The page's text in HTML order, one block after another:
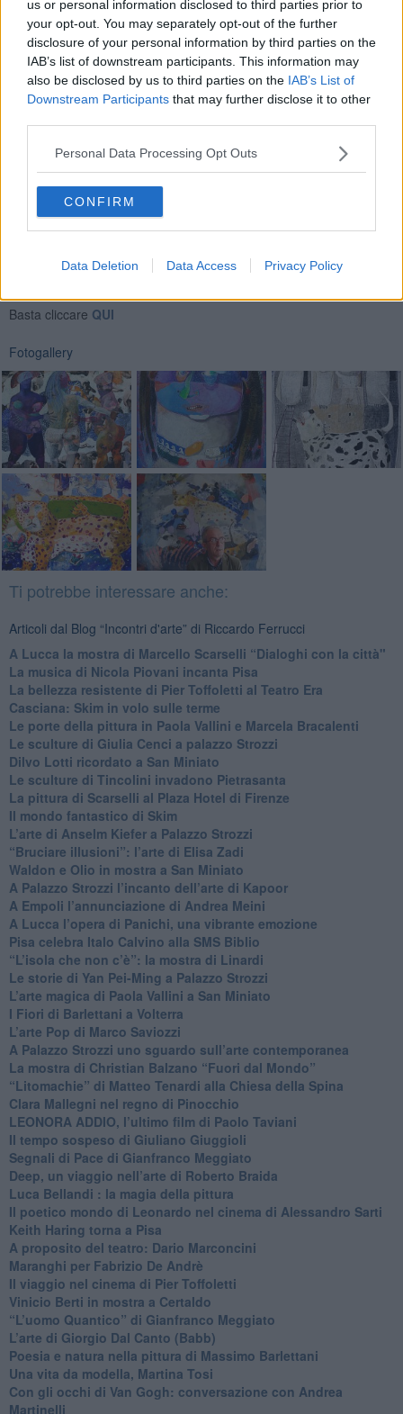
us or personal information disclosed to third parties prior to
your opt-out. You may separately opt-out of the further
disclosure of your personal information by third parties on the
IAB’s list of downstream participants. This information may
also be disclosed by us to third parties on the IAB’s List of
Downstream Participants that may further disclose it to other
Personal Data Processing Opt Outs
CONFIRM
Data Deletion Data Access Privacy Policy
radioattiva, i bambini pensano più e meglio dei grandi.
I bambini se guardano una nuvola vedono una nuvola, non
pensano all’inquinamento o a quello che si può nascondere dietro.
Ho realizzato anche dei laboratori con i bambini e li ho fatti
esprimere in piena libertà, senza nessuna regola, hanno realizzato
delle opere straordinarie, di una fantasia assoluta.
Newsletter QUInews - ToscanaMedia.Arriva gratis tutti i giorni
Basta cliccare QUI
Fotogallery
Ti potrebbe interessare anche:
Articoli dal Blog “Incontri d'arte” di Riccardo Ferrucci
A Lucca la mostra di Marcello Scarselli “Dialoghi con la città"
​La musica di Nicola Piovani incanta Pisa
​La bellezza resistente di Pier Toffoletti al Teatro Era
​Casciana: Skim in volo sulle terme
​Le porte della pittura in Paola Vallini e Marcela Bracalenti
​Le sculture di Giulia Cenci a palazzo Strozzi
​Dilvo Lotti ricordato a San Miniato
​Le sculture di Tincolini invadono Pietrasanta
La pittura di Scarselli al Plaza Hotel di Firenze
​Il mondo fantastico di Skim
​L’arte di Anselm Kiefer a Palazzo Strozzi
​“Bruciare illusioni”: l’arte di Elisa Zadi
​Waldon e Olio in mostra a San Miniato
​A Palazzo Strozzi l’incanto dell’arte di Kapoor
​A Empoli l’annunciazione di Andrea Meini
A Lucca l’opera di Panichi, una vibrante emozione
Pisa celebra Italo Calvino alla SMS Biblio
“L’isola che non c’è”: la mostra di Linardi
​Le storie di Yan Pei-Ming a Palazzo Strozzi
​L’arte magica di Paola Vallini a San Miniato
​I Fiori di Barlettani a Volterra
​L’arte Pop di Marco Saviozzi
​A Palazzo Strozzi uno sguardo sull’arte contemporanea
La mostra di Christian Balzano “Fuori dal Mondo”
​“Litomachie” di Matteo Tenardi alla Chiesa della Spina
​Clara Mallegni nel regno di Pinocchio
​LEONORA ADDIO, l’ultimo film di Paolo Taviani
Il tempo sospeso di Giuliano Giuggioli
Segnali di Pace di Gianfranco Meggiato
​Deep, un viaggio nell’arte di Roberto Braida
​Luca Bellandi : la magia della pittura
​Il poetico mondo di Leonardo nel cinema di Alessandro Sarti
​Keith Haring torna a Pisa
​A proposito del teatro: Dario Marconcini
Maranghi per Fabrizio De Andrè
​Il viaggio nel cinema di Pier Toffoletti
Vinicio Berti in mostra a Certaldo
“L’uomo Quantico” di Gianfranco Meggiato
​L’arte di Giorgio Dal Canto (Babb)
Poesia e natura nella pittura di Massimo Barlettani
Una vita da modella, Martina Tosi
​Con gli occhi di Van Gogh: conversazione con Andrea
Martinelli